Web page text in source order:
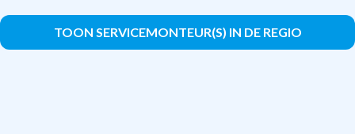
TOON SERVICEMONTEUR(S) IN DE REGIO